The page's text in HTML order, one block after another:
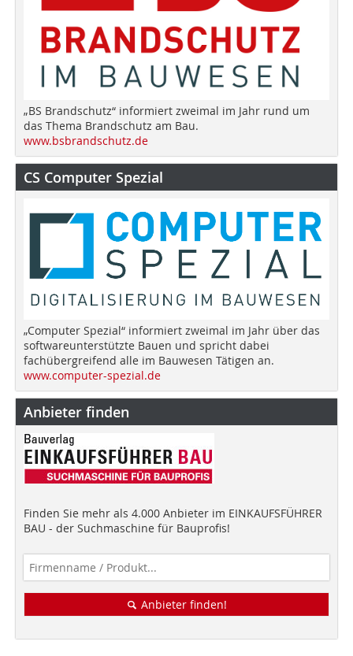
„BS Brandschutz“ informiert zweimal im Jahr rund um
das Thema Brandschutz am Bau.
www.bsbrandschutz.de
CS Computer Spezial
„Computer Spezial“ informiert zweimal im Jahr über das
softwareunterstützte Bauen und spricht dabei
fachübergreifend alle im Bauwesen Tätigen an.
www.computer-spezial.de
Anbieter finden
Finden Sie mehr als 4.000 Anbieter im EINKAUFSFÜHRER
BAU - der Suchmaschine für Bauprofis!
Anbieter finden!